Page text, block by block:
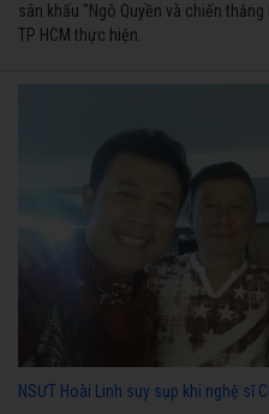
sân khấu "Ngô Quyền và chiến
TP HCM thực hiện.
NSƯT Hoài Linh suy sụp khi nghệ sĩ